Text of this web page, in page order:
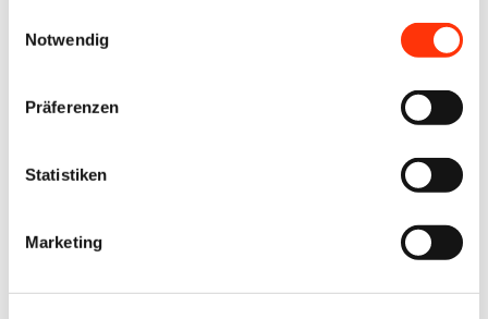
Werbung und Analysen weiter. Ihre Daten können mit
mehreren ausgewählten Partnern geteilt werden, die sich
je nach unseren aktuellen Geschäftsbeziehungen ändern
können. Indem Sie „Alle zulassen“ klicken, stimmen Sie
und Datenverarbeitung zu.
Notwendig
Präferenzen
Statistiken
Marketing